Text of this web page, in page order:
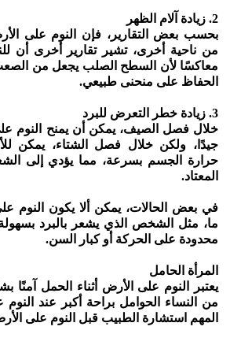
2. زيادة آلام الظهر
بحسب بعض التقارير، فإن النوم على
من ناحية أخرى، تشير تقارير أخرى أن
معاكسًا لأن السطح الصلب يجعل من
الحفاظ على منحنى طبيعي.
3. زيادة خطر التعرض للبرد
خلال فصل الصيف، يمكن أن يمنح النوم
جيدًا، ولكن خلال فصل الشتاء، يمكن
حرارة الجسم بسرعة، مما يؤدي إلى
المعتاد.
في بعض الحالات، يمكن ألا يكون النوم
ما، مثل الشخص الذي يشعر بالبرد
محدودة على الحركة أو كبار السن.
المرأة الحامل
يعتبر النوم على الأرض أثناء الحمل آمنًا
من النساء الحوامل براحة أكبر عند
المهم استشارة الطبيب قبل النوم على